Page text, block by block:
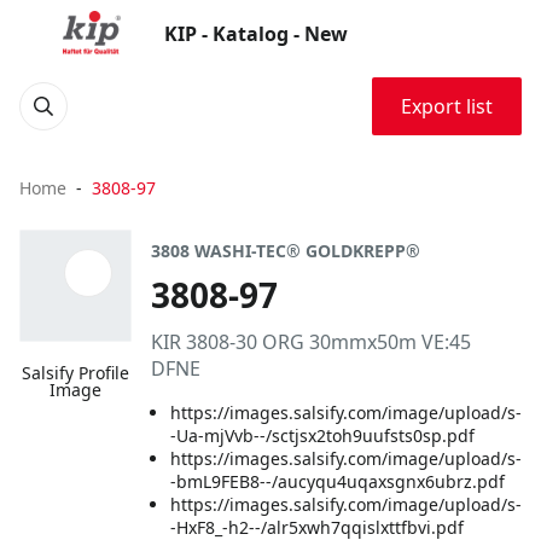
KIP - Katalog - New
Export list
Home 3808-97
Salsify Profile
Image
3808 WASHI-TEC® GOLDKREPP®
3808-97
KIR 3808-30 ORG 30mmx50m VE:45
DFNE
https://images.salsify.com/image/upload/s-
-Ua-mjVvb--/sctjsx2toh9uufsts0sp.pdf
https://images.salsify.com/image/upload/s-
-bmL9FEB8--/aucyqu4uqaxsgnx6ubrz.pdf
https://images.salsify.com/image/upload/s-
-HxF8_-h2--/alr5xwh7qqislxttfbvi.pdf